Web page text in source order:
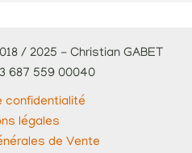
/ 2025 - Christian GABET
687 559 00040
confidentialité
légales
de Vente